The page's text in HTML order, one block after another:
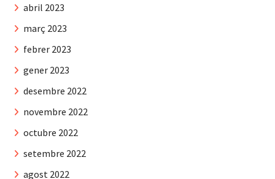
abril 2023
març 2023
febrer 2023
gener 2023
desembre 2022
novembre 2022
octubre 2022
setembre 2022
agost 2022